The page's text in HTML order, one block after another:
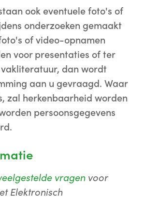
ook eventuele foto's of
onderzoeken gemaakt
of video-opnamen
voor presentaties of ter
dan wordt
aan u gevraagd. Waar
zal herkenbaarheid worden
persoonsgegevens
vragen voor
Elektronisch